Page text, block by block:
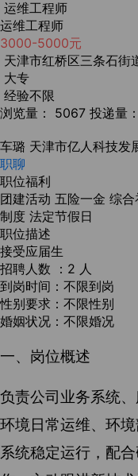
运维工程师
运维工程师
3000-5000元
天津市红桥区三条石街
大专
经验不限
浏览量： 5067 投递量
车璐 天津市亿人科技发
职聊
职位福利
团建活动 五险一金 综合
制度 法定节假日
职位描述
接受应届生
招聘人数 ：2 人
到岗时间：不限到岗
性别要求：不限性别
婚姻状况：不限婚况
一、岗位概述
负责公司业务系统
环境日常运维、环
系统稳定运行，配